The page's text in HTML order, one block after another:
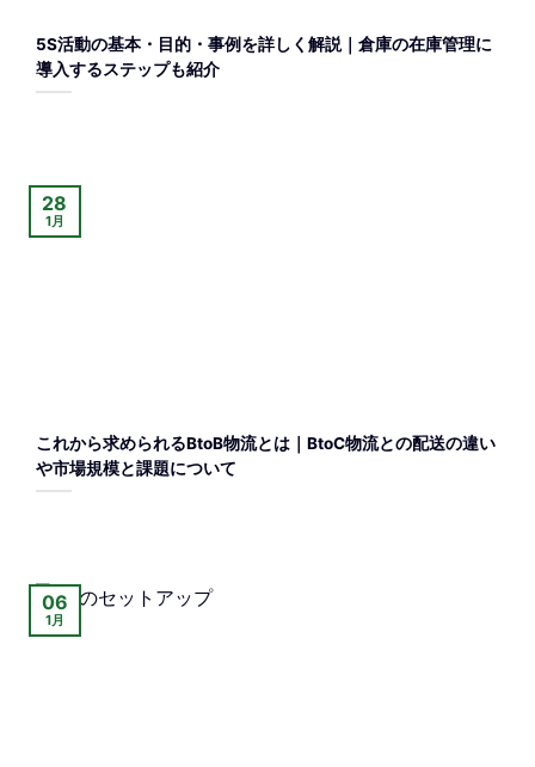
5S活動の基本・目的・事例を詳しく解説｜倉庫の在庫管理に
導入するステップも紹介
これから求められるBtoB物流とは｜BtoC物流との配送の違い
や市場規模と課題について
28
1月
06
1月